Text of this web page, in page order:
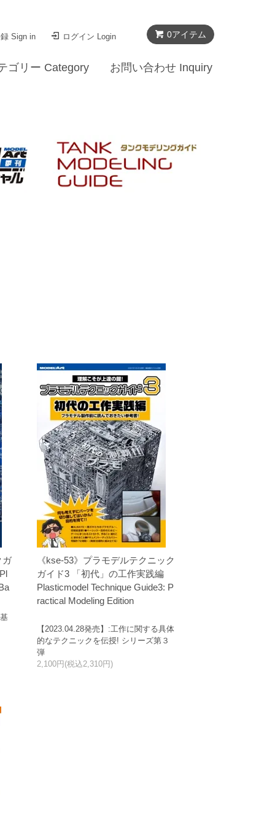
0アイテム
Sign in ログイン Login
ゴリー Category お問い合わせ Inquiry
ガ
《kse-53》プラモデルテクニック
ガイド3 「初代」の工作実践編
Plasticmodel Technique Guide3: P
ractical Modeling Edition
【2023.04.28発売】:工作に関する具体
的なテクニックを伝授! シリーズ第３
弾
2,100円(税込2,310円)